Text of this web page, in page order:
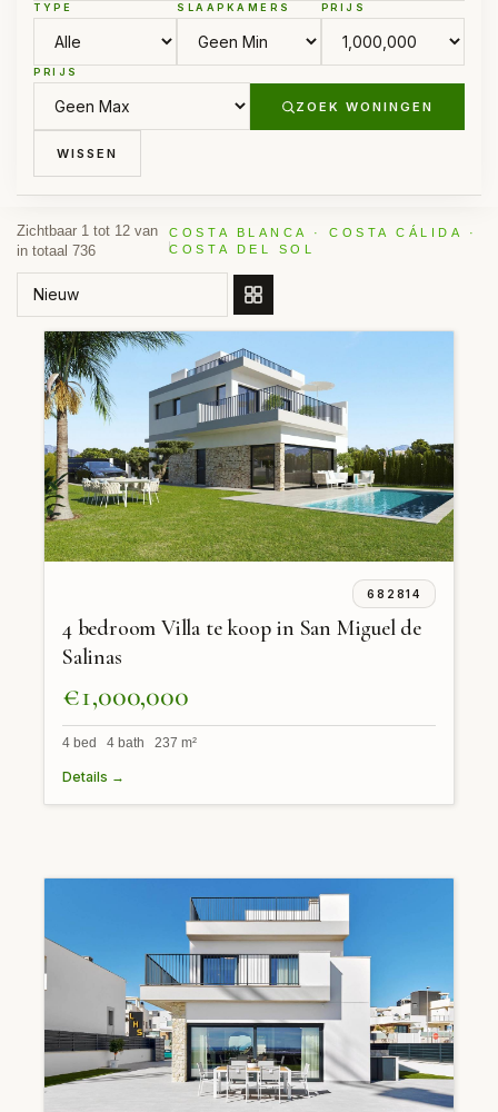
TYPE SLAAPKAMERS PRIJS
PRIJS
ZOEK WONINGEN
WISSEN
Zichtbaar 1 tot 12 van
in totaal 736
COSTA BLANCA · COSTA CÁLIDA ·
COSTA DEL SOL
SORTEER OP
682814
4 bedroom Villa te koop in San Miguel de
Salinas
€1,000,000
4 bed 4 bath 237 m²
Details →